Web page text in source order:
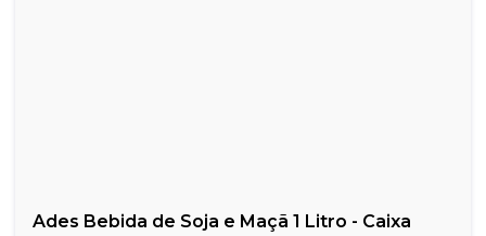
Ades Bebida de Soja e Maçã 1 Litro - Caixa